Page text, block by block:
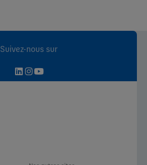
Suivez-nous sur